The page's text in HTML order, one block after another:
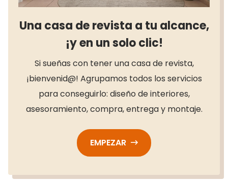
Una casa de revista a tu alcance,
¡y en un solo clic!
Si sueñas con tener una casa de revista,
¡bienvenid@! Agrupamos todos los servicios
para conseguirlo: diseño de interiores,
asesoramiento, compra, entrega y montaje.
EMPEZAR